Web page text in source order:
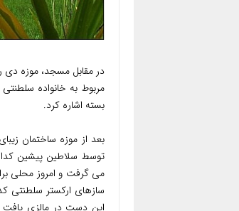
در مقابل مسجد، موزه دی
مربوط به خانواده
بسته اشاره کرد.
توسط سلاطین پیشین
می گرفت و امروز محلی
سازهای ارکستر سلطنتی
این دست در مالزی یافت